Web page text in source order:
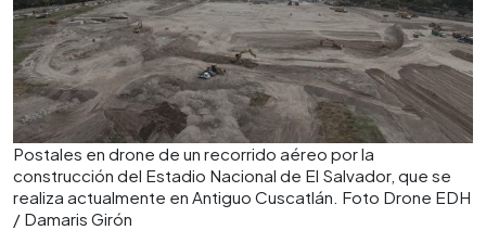
Postales en drone de un recorrido aéreo por la
construcción del Estadio Nacional de El Salvador, que se
realiza actualmente en Antiguo Cuscatlán. Foto Drone EDH
/ Damaris Girón